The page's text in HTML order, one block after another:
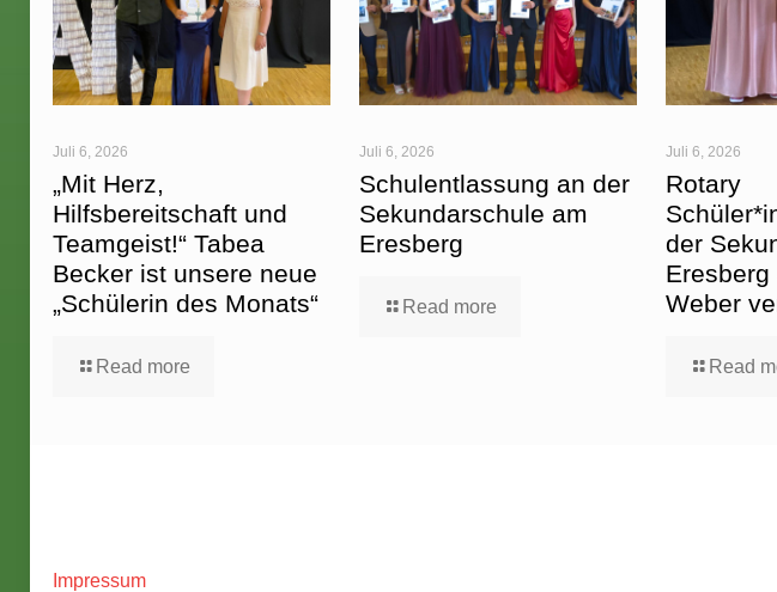
Juli 6, 2026
„Mit Herz,
Hilfsbereitschaft und
Teamgeist!“ Tabea
Becker ist unsere neue
„Schülerin des Monats“
Read more
Juli 6, 2026
Schulentlassung an der
Sekundarschule am
Eresberg
Read more
Juli 6, 2026
Rotary
der
Weber
Read
Impressum